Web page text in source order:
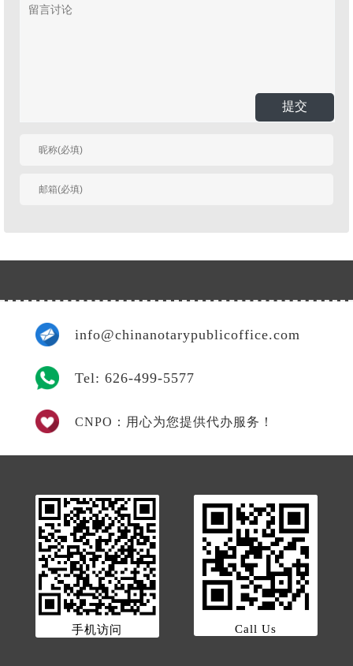
有人回复时邮件通知
我
提交
info@chinanotarypublicoffice.com
Tel: 626-499-5577
CNPO：用心为您提供代办服务！
手机访问 Call Us